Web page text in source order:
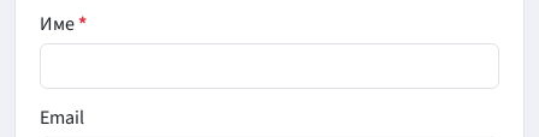
Име*
Email